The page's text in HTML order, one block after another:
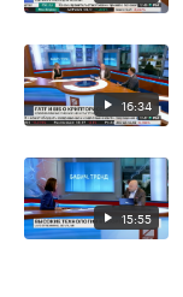
16:34
15:55